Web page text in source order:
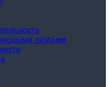
людьми